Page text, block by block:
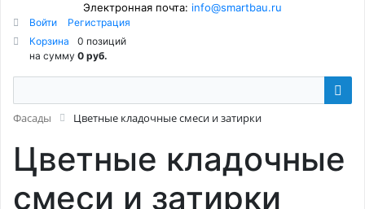
Электронная почта: info@smartbau.ru
Войти
Регистрация
Корзина
0 позиций
на сумму 0 руб.
Фасады Цветные кладочные смеси и затирки
Цветные кладочные
смеси и затирки